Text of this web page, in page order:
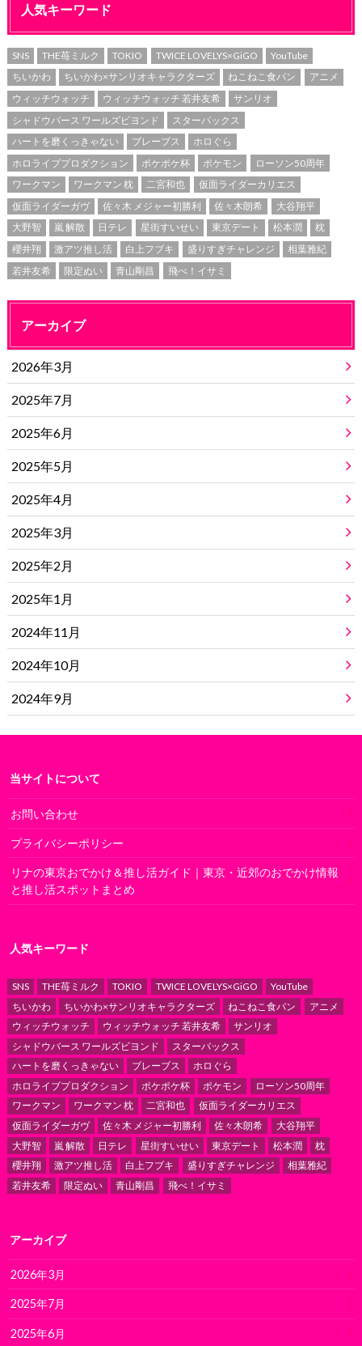
人気キーワード
SNS THE苺ミルク TOKIO TWICE LOVELYS×GiGO
YouTube
ちいかわ
ちいかわ×サンリオキャラクターズ ねこねこ食パン
アニメ
ウィッチウォッチ
ウィッチウォッチ 若井友希
サンリオ
シャドウバース ワールズビヨンド
スターバックス
ハートを磨くっきゃない
ブレーブス
ホロぐら
ホロライブプロダクション
ポケポケ杯 ポケモン
ローソン50周年
ワークマン
ワークマン 枕 二宮和也
仮面ライダーカリエス
仮面ライダーガヴ
佐々木 メジャー初勝利 佐々木朗希
大谷翔平
大野智
嵐 解散 日テレ 星街すいせい 東京デート 松本潤
枕
櫻井翔
激アツ推し活 白上フブキ 盛りすぎチャレンジ
相葉雅紀
若井友希
限定ぬい 青山剛昌 飛べ！イサミ
アーカイブ
2026年3月
2025年7月
2025年6月
2025年5月
2025年4月
2025年3月
2025年2月
2025年1月
2024年11月
2024年10月
2024年9月
当サイトについて
お問い合わせ
プライバシーポリシー
リナの東京おでかけ＆推し活ガイド｜東京・近郊のおでかけ情報
と推し活スポットまとめ
人気キーワード
SNS THE苺ミルク TOKIO TWICE LOVELYS×GiGO
YouTube
ちいかわ
ちいかわ×サンリオキャラクターズ ねこねこ食パン
アニメ
ウィッチウォッチ
ウィッチウォッチ 若井友希
サンリオ
シャドウバース ワールズビヨンド
スターバックス
ハートを磨くっきゃない
ブレーブス
ホロぐら
ホロライブプロダクション
ポケポケ杯 ポケモン
ローソン50周年
ワークマン
ワークマン 枕 二宮和也
仮面ライダーカリエス
仮面ライダーガヴ
佐々木 メジャー初勝利 佐々木朗希
大谷翔平
大野智
嵐 解散 日テレ 星街すいせい 東京デート 松本潤
枕
櫻井翔
激アツ推し活 白上フブキ 盛りすぎチャレンジ
相葉雅紀
若井友希
限定ぬい 青山剛昌 飛べ！イサミ
アーカイブ
2026年3月
2025年7月
2025年6月